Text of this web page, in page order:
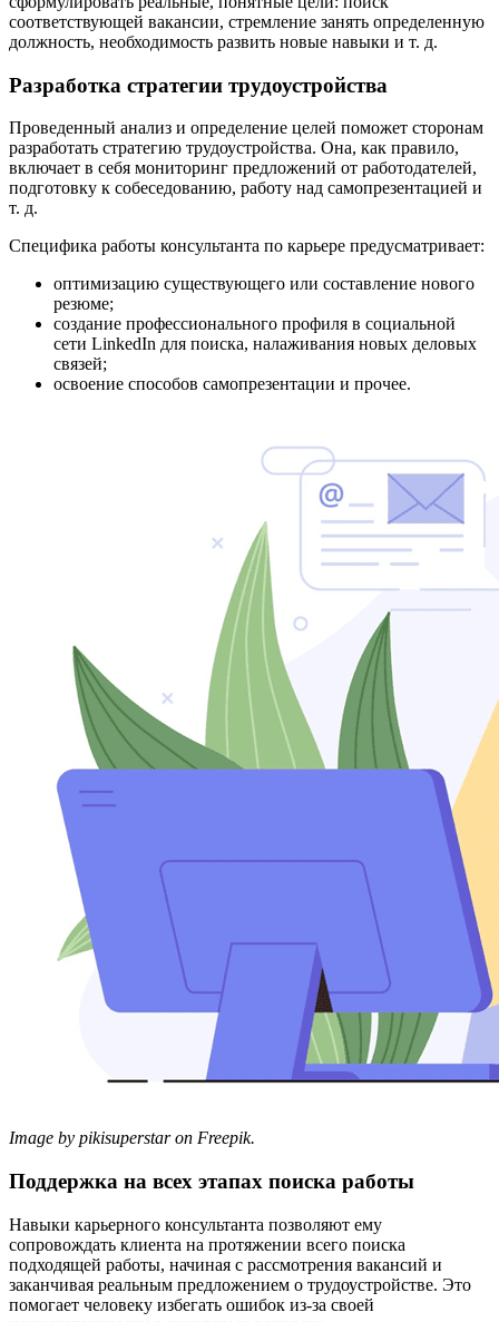
соответствующей вакансии, стремление занять определенную
должность, необходимость развить новые навыки и т. д.
Разработка стратегии трудоустройства
Проведенный анализ и определение целей поможет сторонам
разработать стратегию трудоустройства. Она, как правило,
включает в себя мониторинг предложений от работодателей,
подготовку к собеседованию, работу над самопрезентацией и
т. д.
Специфика работы консультанта по карьере предусматривает:
оптимизацию существующего или составление нового
резюме;
создание профессионального профиля в социальной
сети LinkedIn для поиска, налаживания новых деловых
связей;
освоение способов самопрезентации и прочее.
Image by pikisuperstar on Freepik.
Поддержка на всех этапах поиска работы
Навыки карьерного консультанта позволяют ему
сопровождать клиента на протяжении всего поиска
подходящей работы, начиная с рассмотрения вакансий и
заканчивая реальным предложением о трудоустройстве. Это
помогает человеку избегать ошибок из-за своей